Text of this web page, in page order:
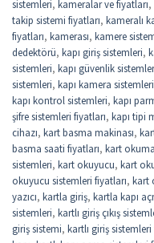
sistemleri, kameralar ve fiyatları,
takip sistemi fiyatları, kameralı
fiyatları, kamerası, kamere
dedektörü, kapı giriş sistemleri,
sistemleri, kapı güvenlik
sistemleri, kapı kamera
kapı kontrol sistemleri, kapı
şifre sistemleri fiyatları, kapı tipi
cihazı, kart basma makinası,
basma saati fiyatları, kart
sistemleri, kart okuyucu, kart
okuyucu sistemleri fiyatları, kart
yazıcı, kartla giriş, kartla kapı
sistemleri, kartlı giriş çıkış
giriş sistemi, kartlı giriş